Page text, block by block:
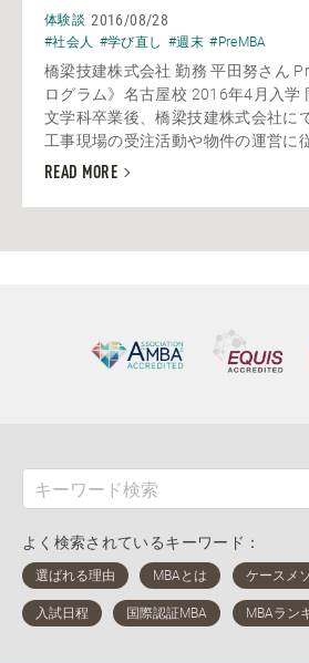
体験談 2016/08/28
#社会人 #学び直し #週末 #PreMBA
橋梁技建株式会社 勤務 平田努さん
ログラム》名古屋校 2016年4月入学
文学科卒業後、橋梁技建株式会社に
工事現場の受注活動や物件の運営に
READ MORE
よく検索されているキーワード：